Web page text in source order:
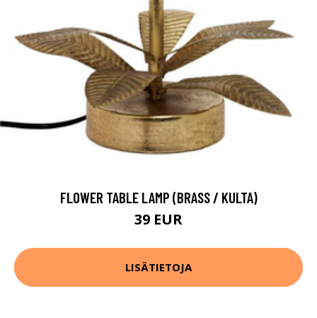
FLOWER TABLE LAMP (BRASS / KULTA)
39 EUR
LISÄTIETOJA